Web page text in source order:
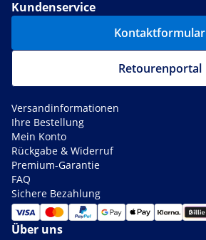
Kundenservice
Kontaktformular
Retourenportal
Versandinformationen
Ihre Bestellung
Mein Konto
Rückgabe & Widerruf
Premium-Garantie
FAQ
Sichere Bezahlung
Über uns